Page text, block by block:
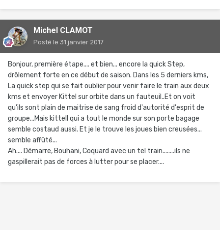
Michel CLAMOT
Posté le 31 janvier 2017
Bonjour, première étape.... et bien... encore la quick Step,
drôlement forte en ce début de saison. Dans les 5 derniers kms,
La quick step qui se fait oublier pour venir faire le train aux deux
kms et envoyer Kittel sur orbite dans un fauteuil..Et on voit
qu'ils sont plain de maitrise de sang froid d'autorité d'esprit de
groupe...Mais kittell qui a tout le monde sur son porte bagage
semble costaud aussi. Et je le trouve les joues bien creusées...
semble affûté...
Ah.... Démarre, Bouhani, Coquard avec un tel train........ils ne
gaspillerait pas de forces à lutter pour se placer....